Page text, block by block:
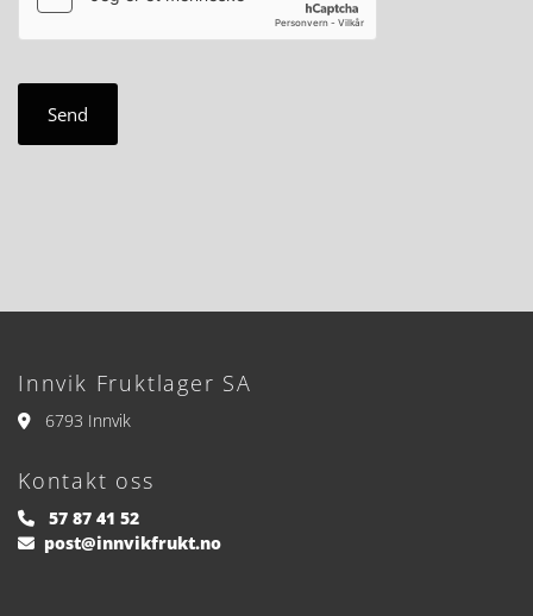
Innvik Fruktlager SA
 6793 Innvik
Kontakt oss
 57 87 41 52
 post@innvikfrukt.no